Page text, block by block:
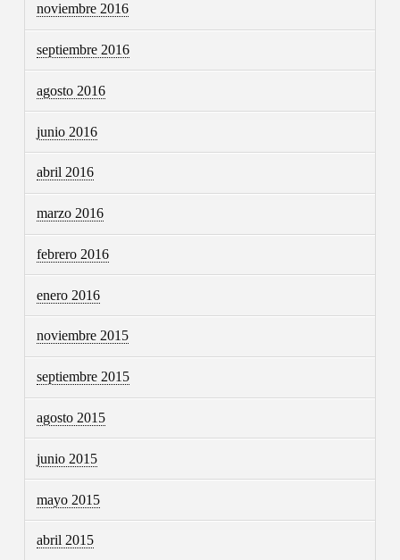
noviembre 2016
septiembre 2016
agosto 2016
junio 2016
abril 2016
marzo 2016
febrero 2016
enero 2016
noviembre 2015
septiembre 2015
agosto 2015
junio 2015
mayo 2015
abril 2015